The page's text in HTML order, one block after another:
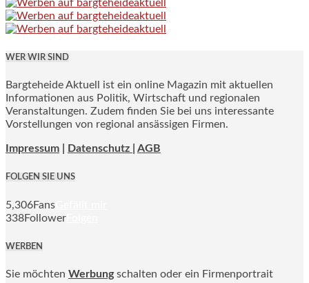
WER WIR SIND
Bargteheide Aktuell ist ein online Magazin mit aktuellen
Informationen aus Politik, Wirtschaft und regionalen
Veranstaltungen. Zudem finden Sie bei uns interessante
Vorstellungen von regional ansässigen Firmen.
Impressum Datenschutz | AGB
FOLGEN SIE UNS
5,306Fans
338Follower
WERBEN
Sie möchten Werbung schalten oder ein Firmenportrait